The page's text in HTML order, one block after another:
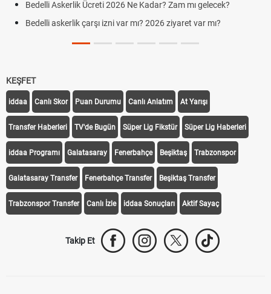
Bedelli Askerlik Ücreti 2026 Ne Kadar? Zam mı gelecek?
Bedelli askerlik çarşı izni var mı? 2026 ziyaret var mı?
KEŞFET
iddaa Canlı Skor Puan Durumu Canlı Anlatım At Yarışı
Transfer Haberleri TV'de Bugün Süper Lig Fikstür Süper Lig Haberleri
iddaa Programı Galatasaray Fenerbahçe Beşiktaş Trabzonspor
Galatasaray Transfer Fenerbahçe Transfer Beşiktaş Transfer
Trabzonspor Transfer Canlı İzle iddaa Sonuçları Aktif Sayaç
Takip Et